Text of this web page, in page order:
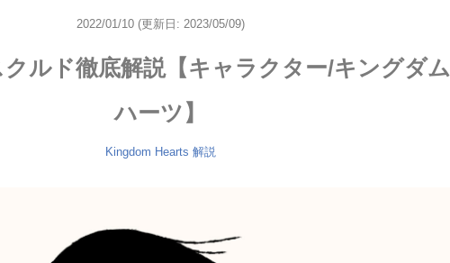
2022/01/10 (更新日: 2023/05/09)
クルド徹底解説【キャラクター/キングダム
ハーツ】
Kingdom Hearts 解説